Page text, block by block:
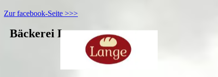
Zur facebook-Seite >>>
Bäckerei Lange